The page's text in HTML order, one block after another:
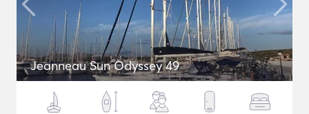
Jeanneau Sun Odyssey 49